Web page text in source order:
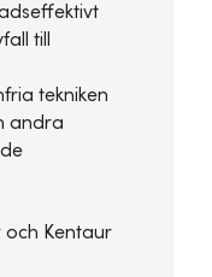
till
tekniken
andra
och Kentaur